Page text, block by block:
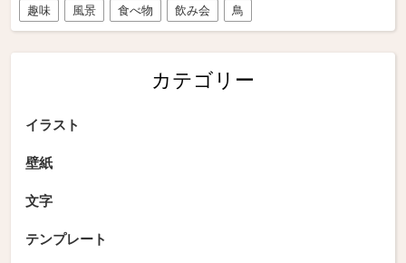
趣味
風景 食べ物 飲み会 鳥
カテゴリー
イラスト
壁紙
文字
テンプレート